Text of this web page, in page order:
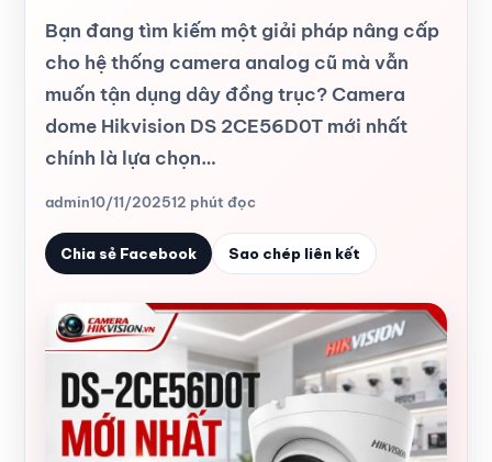
Bạn đang tìm kiếm một giải pháp nâng cấp
cho hệ thống camera analog cũ mà vẫn
muốn tận dụng dây đồng trục? Camera
dome Hikvision DS 2CE56D0T mới nhất
chính là lựa chọn…
admin10/11/202512 phút đọc
Chia sẻ Facebook Sao chép liên kết